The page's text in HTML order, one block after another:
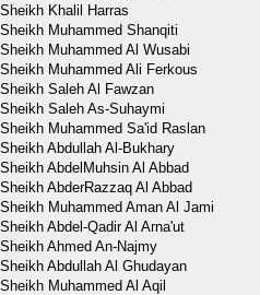
Sheikh Khalil Harras
Sheikh Muhammed Shanqiti
Sheikh Muhammed Al Wusabi
Sheikh Muhammed Ali Ferkous
Sheikh Saleh Al Fawzan
Sheikh Saleh As-Suhaymi
Sheikh Muhammed Sa'id Raslan
Sheikh Abdullah Al-Bukhary
Sheikh AbdelMuhsin Al Abbad
Sheikh AbderRazzaq Al Abbad
Sheikh Muhammed Aman Al Jami
Sheikh Abdel-Qadir Al Arna'ut
Sheikh Ahmed An-Najmy
Sheikh Abdullah Al Ghudayan
Sheikh Muhammed Al Aqil